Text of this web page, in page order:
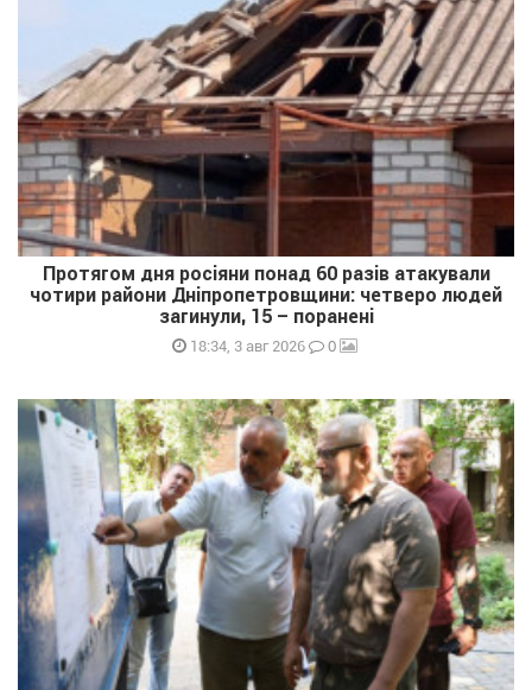
Протягом дня росіяни понад 60 разів атакували
чотири райони Дніпропетровщини: четверо людей
загинули, 15 – поранені
18:34, 3 авг 2026 0